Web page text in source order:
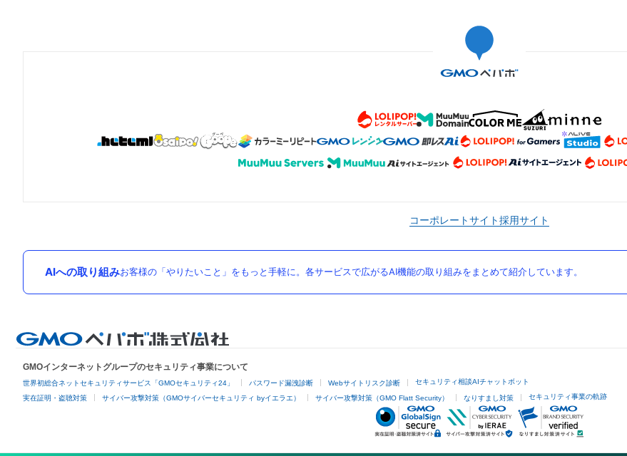
コーポレートサイト採用サイト
AIへの取り組みお客様の「やりたいこと」をもっと手軽に。各サービスで広がるAI機能の取り組みをまとめて紹介しています。
GMOインターネットグループのセキュリティ事業について
世界初総合ネットセキュリティサービス「GMOセキュリティ24」 パスワード漏洩診断 Webサイトリスク診断 セキュリティ相談AIチャットボット
実在証明・盗聴対策 サイバー攻撃対策（GMOサイバーセキュリティ byイエラエ） サイバー攻撃対策（GMO Flatt Security） なりすまし対策 セキュリティ事業の軌跡